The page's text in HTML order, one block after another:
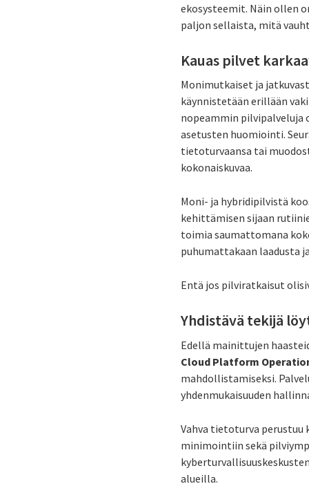
ekosysteemit. Näin ollen
paljon sellaista, mitä
Kauas pilvet
Monimutkaiset ja
käynnistetään erillään
nopeammin pilvipalveluja
asetusten huomiointi.
tietoturvaansa tai
kokonaiskuvaa.
Moni- ja hybridipilvistä
kehittämisen sijaan
toimia saumattomana
puhumattakaan laadusta
Entä jos pilviratkaisut
Yhdistävä tekijä
Edellä mainittujen
Cloud Platform
mahdollistamiseksi.
yhdenmukaisuuden
Vahva tietoturva
minimointiin sekä
alueilla.